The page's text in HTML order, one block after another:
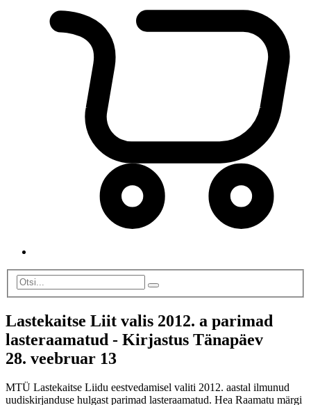
Lastekaitse Liit valis 2012. a parimad
lasteraamatud - Kirjastus Tänapäev
28. veebruar 13
MTÜ Lastekaitse Liidu eestvedamisel valiti 2012. aastal ilmunud
uudiskirjanduse hulgast parimad lasteraamatud. Hea Raamatu märgi